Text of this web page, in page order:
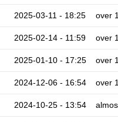
2025-03-11 - 18:25 over
2025-02-14 - 11:59 over
2025-01-10 - 17:25 over
2024-12-06 - 16:54 over
2024-10-25 - 13:54